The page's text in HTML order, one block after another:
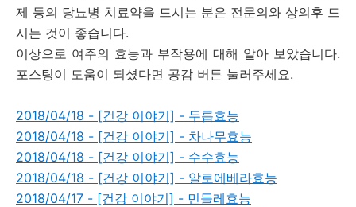
제 등의 당뇨병 치료약을 드시는 분은 전문의와 상의후 드
시는 것이 좋습니다.
이상으로 여주의 효능과 부작용에 대해 알아 보았습니다.
포스팅이 도움이 되셨다면 공감 버튼 눌러주세요.
2018/04/18 - [건강 이야기] - 두릅효능
2018/04/18 - [건강 이야기] - 차나무효능
2018/04/18 - [건강 이야기] - 수수효능
2018/04/18 - [건강 이야기] - 알로에베라효능
2018/04/17 - [건강 이야기] - 민들레효능